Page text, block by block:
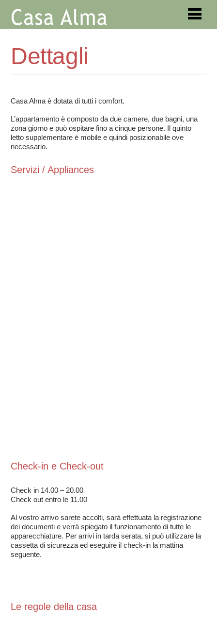
Dettagli
Casa Alma è dotata di tutti i comfort.
L’appartamento è composto da due camere, due bagni, una
zona giorno e può ospitare fino a cinque persone. Il quinto
letto supplementare è mobile e quindi posizionabile ove
necessario.
Servizi / Appliances
Check-in e Check-out
Check in 14.00 – 20.00
Check out entro le 11.00
Al vostro arrivo sarete accolti, sarà effettuata la registrazione
dei documenti e verrà spiegato il funzionamento di tutte le
apparecchiature. Per arrivi in tarda serata, si può utilizzare la
cassetta di sicurezza ed eseguire il check-in la mattina
seguente.
Le regole della casa